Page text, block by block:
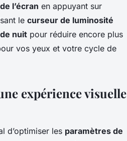
l’écran en appuyant sur
le curseur de luminosité
nuit pour réduire encore plus
vos yeux et votre cycle de
expérience visuelle
d’optimiser les paramètres de